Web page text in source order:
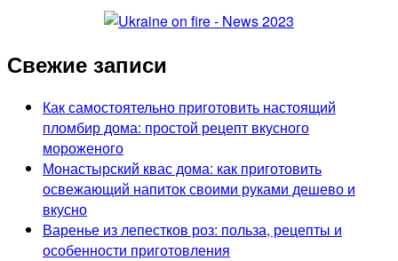
Свежие записи
Как самостоятельно приготовить настоящий
пломбир дома: простой рецепт вкусного
мороженого
Монастырский квас дома: как приготовить
освежающий напиток своими руками дешево и
вкусно
Варенье из лепестков роз: польза, рецепты и
особенности приготовления